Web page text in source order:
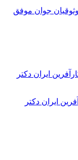
جوان موفق
ایران دکتر